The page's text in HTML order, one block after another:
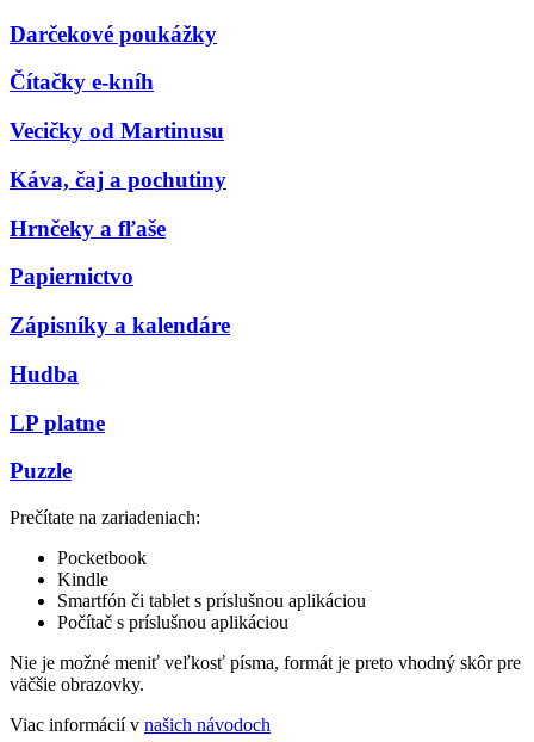
Darčekové poukážky
Čítačky e-kníh
Vecičky od Martinusu
Káva, čaj a pochutiny
Hrnčeky a fľaše
Papiernictvo
Zápisníky a kalendáre
Hudba
LP platne
Puzzle
Prečítate na zariadeniach:
Pocketbook
Kindle
Smartfón či tablet s príslušnou aplikáciou
Počítač s príslušnou aplikáciou
Nie je možné meniť veľkosť písma, formát je preto vhodný skôr pre
väčšie obrazovky.
Viac informácií v našich návodoch